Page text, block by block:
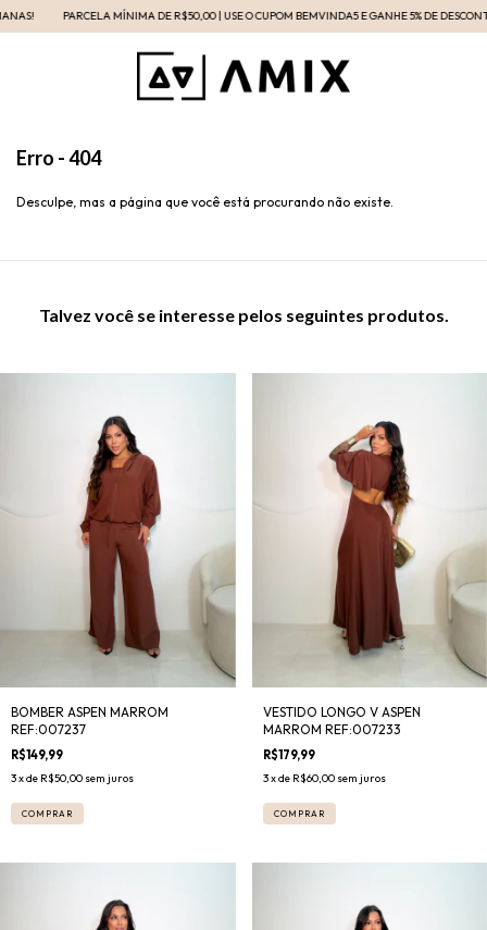
PARCELA MÍNIMA DE R$50,00 | USE O CUPOM BEMVINDA5 E GANHE 5% DE
Erro - 404
Desculpe, mas a página que você está procurando não existe.
Talvez você se interesse pelos seguintes produtos.
BOMBER ASPEN MARROM
REF:007237
R$149,99
3x de R$50,00 sem juros
COMPRAR
VESTIDO LONGO V ASPEN
MARROM REF:007233
R$179,99
3x de R$60,00 sem juros
COMPRAR